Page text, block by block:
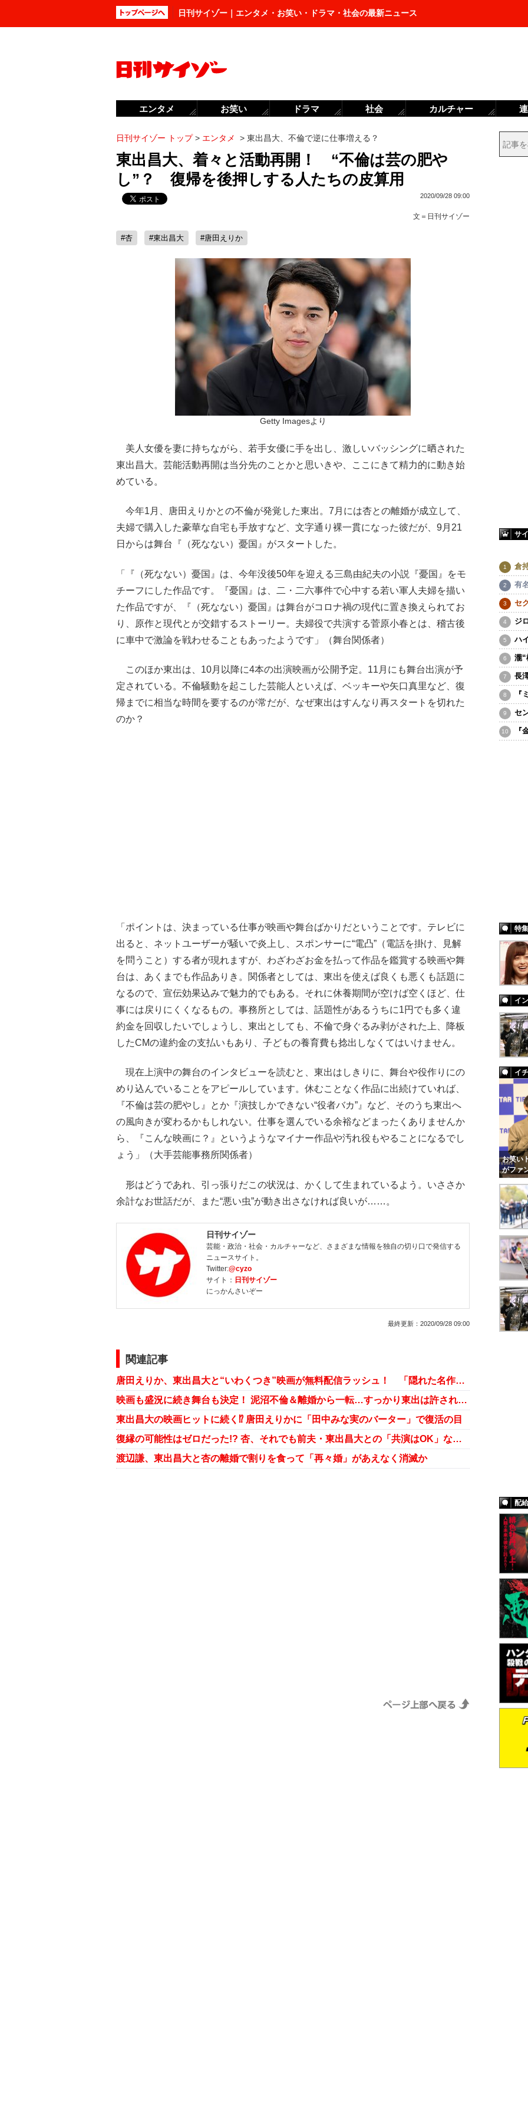
日刊サイゾー｜エンタメ・お笑い・ドラマ・社会の最新ニュース
日刊サイゾー トップ> エンタメ > 東出昌大、不倫で逆に仕事増える？
東出昌大、着々と活動再開！ “不倫は芸の肥や
し”？ 復帰を後押しする人たちの皮算用
2020/09/28 09:00
文＝ 日刊サイゾー
#杏 #東出昌大 #唐田えりか
Getty Imagesより
美人女優を妻に持ちながら、若手女優に手を出し、激しいバッシングに晒された
東出昌大。芸能活動再開は当分先のことかと思いきや、ここにきて精力的に動き始
めている。
今年1月、唐田えりかとの不倫が発覚した東出。7月には杏との離婚が成立して、
夫婦で購入した豪華な自宅も手放すなど、文字通り裸一貫になった彼だが、9月21
日からは舞台『（死なない）憂国』がスタートした。
「『（死なない）憂国』は、今年没後50年を迎える三島由紀夫の小説『憂国』をモ
チーフにした作品です。『憂国』は、二・二六事件で心中する若い軍人夫婦を描い
た作品ですが、『（死なない）憂国』は舞台がコロナ禍の現代に置き換えられてお
り、原作と現代とが交錯するストーリー。夫婦役で共演する菅原小春とは、稽古後
に車中で激論を戦わせることもあったようです」（舞台関係者）
このほか東出は、10月以降に4本の出演映画が公開予定。11月にも舞台出演が予
定されている。不倫騒動を起こした芸能人といえば、ベッキーや矢口真里など、復
帰までに相当な時間を要するのが常だが、なぜ東出はすんなり再スタートを切れた
のか？
「ポイントは、決まっている仕事が映画や舞台ばかりだということです。テレビに
出ると、ネットユーザーが騒いで炎上し、スポンサーに“電凸”（電話を掛け、見解
を問うこと）する者が現れますが、わざわざお金を払って作品を鑑賞する映画や舞
台は、あくまでも作品ありき。関係者としては、東出を使えば良くも悪くも話題に
なるので、宣伝効果込みで魅力的でもある。それに休養期間が空けば空くほど、仕
事には戻りにくくなるもの。事務所としては、話題性があるうちに1円でも多く違
約金を回収したいでしょうし、東出としても、不倫で身ぐるみ剥がされた上、降板
したCMの違約金の支払いもあり、子どもの養育費も捻出しなくてはいけません。
現在上演中の舞台のインタビューを読むと、東出はしきりに、舞台や役作りにの
めり込んでいることをアピールしています。休むことなく作品に出続けていれば、
『不倫は芸の肥やし』とか『演技しかできない“役者バカ”』など、そのうち東出へ
の風向きが変わるかもしれない。仕事を選んでいる余裕などまったくありませんか
ら、『こんな映画に？』というようなマイナー作品や汚れ役もやることになるでし
ょう」（大手芸能事務所関係者）
形はどうであれ、引っ張りだこの状況は、かくして生まれているよう。いささか
余計なお世話だが、また“悪い虫”が動き出さなければ良いが……。
日刊サイゾー
芸能・政治・社会・カルチャーなど、さまざまな情報を独自の切り口で発信する
ニュースサイト。
Twitter:@cyzo
サイト： 日刊サイゾー
にっかんさいぞー
最終更新： 2020/09/28 09:00
関連記事
唐田えりか、東出昌大と“いわくつき”映画が無料配信ラッシュ！ 「隠れた名作」再評価で女優復帰へ一直線？
映画も盛況に続き舞台も決定！ 泥沼不倫＆離婚から一転…すっかり東出は許された？
東出昌大の映画ヒットに続く⁉ 唐田えりかに「田中みな実のバーター」で復活の目
復縁の可能性はゼロだった!? 杏、それでも前夫・東出昌大との「共演はOK」な真意
渡辺謙、東出昌大と杏の離婚で割りを食って「再々婚」があえなく消滅か
サ
倉
有
セ
ジ
ハ
瀧“
長
『
セ
『
特集
イ
イ
お笑い
がファ
配
エンタメ お笑い ドラマ 社会 カルチャー